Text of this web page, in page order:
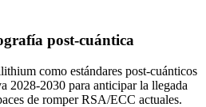
post-cuántica
como estándares post-cuánticos
2028-2030 para anticipar la llegada
de romper RSA/ECC actuales.